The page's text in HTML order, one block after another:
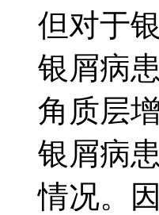
但对于
银屑病
角质层
银屑病
情况。